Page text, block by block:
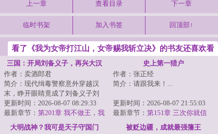
上一章 查看目录 下一章
临时书架 加入书签 回顶部↑
看了《我为女帝打江山，女帝赐我斩立决》的书友还喜欢看
三国：开局刘备义子，再兴大汉
作者：卖酒郎君
简介：现代缉毒警察意外穿越汉
末，睁开眼睛竟成了刘备义子刘
封。&lt;br/&gt;恰逢关羽兵败荆
州，被困麦城...
更新时间：2026-08-07 08:29:33
最新章节： 第201章 我不做王，我
只要兵权！
史上第一猎户
作者：张正经
简介：请跟我来！...
更新时间：2026-08-07 21:55:03
最新章节： 第151章 三次你就信
大明战神？我可是天子守国门
被贬边疆，成就最强藩王